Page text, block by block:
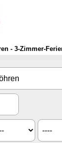
- 3-Zimmer-